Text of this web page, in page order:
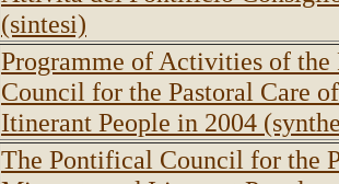
(sintesi)
Programme of Activities of
Council for the Pastoral Care
Itinerant People in 2004
The Pontifical Council for the